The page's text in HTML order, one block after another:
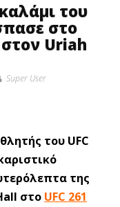
του
στο
Uriah
Super User
του UFC
της
στο UFC 261